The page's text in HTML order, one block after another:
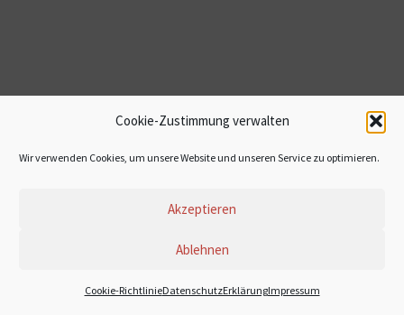
Cookie-Zustimmung verwalten
Wir verwenden Cookies, um unsere Website und unseren Service zu optimieren.
Akzeptieren
Ablehnen
Cookie-RichtlinieDatenschutzErklärungImpressum
© 2022 Stefanie Dasch
Impressum Datenschutzerklärung Cookie-Richtlinie (EU)